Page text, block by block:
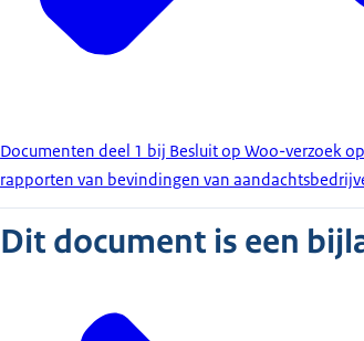
Documenten deel 1 bij Besluit op Woo-verzoek
rapporten van bevindingen van
Dit document is een